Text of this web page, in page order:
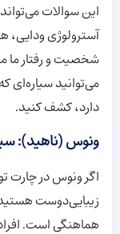
این سوالات
آسترولوژی ودایی،
شخصیت و رفتار ما
می‌توانید سیاره‌ای
دارد، کشف کنید.
ونوس (ناهید):
اگر ونوس در چارت
زیبایی‌دوست
هماهنگی است.